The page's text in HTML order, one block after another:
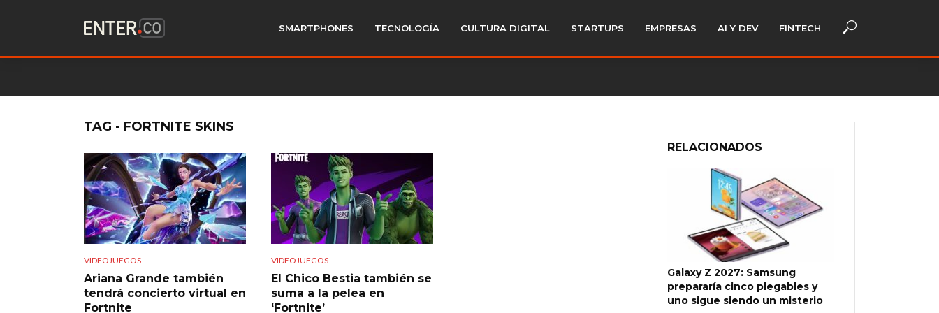
SMARTPHONES TECNOLOGÍA CULTURA DIGITAL STARTUPS EMPRESAS AI Y DEV FINTECH
TAG - FORTNITE SKINS
VIDEOJUEGOS
Ariana Grande también
tendrá concierto virtual en
Fortnite
VIDEOJUEGOS
El Chico Bestia también se
suma a la pelea en
‘Fortnite’
RELACIONADOS
Galaxy Z 2027: Samsung
prepararía cinco plegables y
uno sigue siendo un misterio